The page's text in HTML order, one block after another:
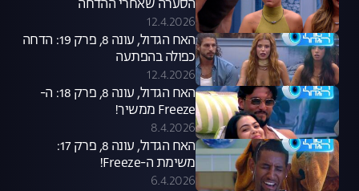
הסערה שאחרי ההדחה
12.4.2026
האח הגדול, עונה 8, פרק 19: הדחה
כפולה בהפתעה
12.4.2026
האח הגדול, עונה 8, פרק 18: ה-
Freeze ממשיך!
8.4.2026
האח הגדול, עונה 8, פרק 17:
משימת ה-Freeze!
6.4.2026